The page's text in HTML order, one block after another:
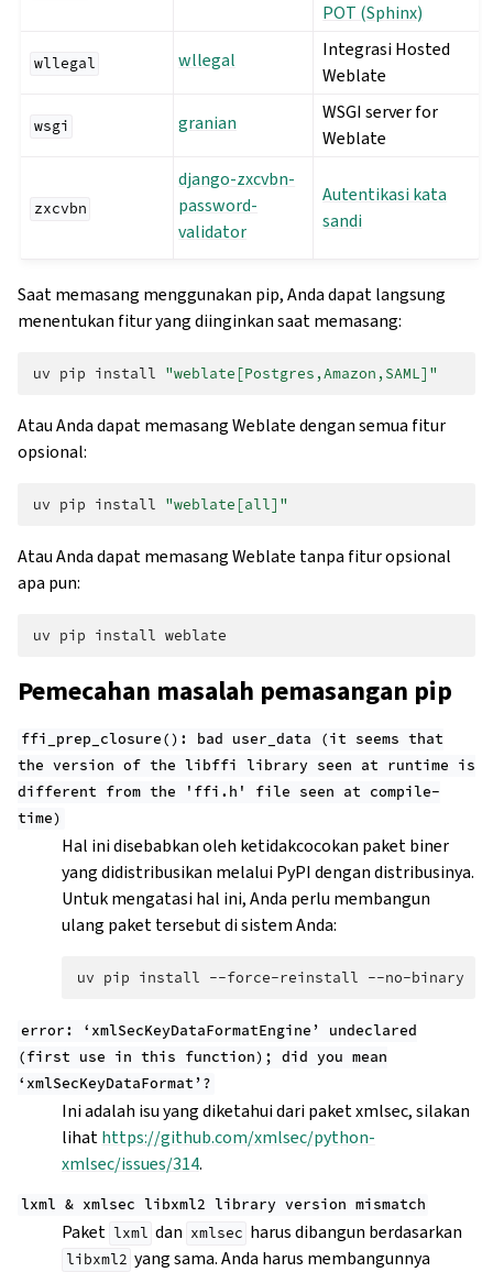
POT (Sphinx)
wllegal wllegal
Integrasi Hosted
Weblate
wsgi granian
WSGI server for
Weblate
zxcvbn
django-zxcvbn-
password-
validator
Autentikasi kata
sandi
Saat memasang menggunakan pip, Anda dapat langsung
menentukan fitur yang diinginkan saat memasang:
uv pip install "weblate[Postgres,Amazon,SAML]"
Atau Anda dapat memasang Weblate dengan semua fitur
opsional:
uv pip install "weblate[all]"
Atau Anda dapat memasang Weblate tanpa fitur opsional
apa pun:
uv pip install
Pemecahan masalah pemasangan pip
ffi_prep_closure(): bad user_data (it seems that
the version of the libffi library seen at runtime is
different from the 'ffi.h' file seen at compile-
time)
Hal ini disebabkan oleh ketidakcocokan paket biner
yang didistribusikan melalui PyPI dengan distribusinya.
Untuk mengatasi hal ini, Anda perlu membangun
ulang paket tersebut di sistem Anda:
uv pip install --force-reinstall --no-binary
error: ‘xmlSecKeyDataFormatEngine’
undeclared
(first use in this function); did you mean
‘xmlSecKeyDataFormat’?
Ini adalah isu yang diketahui dari paket xmlsec, silakan
lihathttps://github.com/xmlsec/python-
xmlsec/issues/314.
lxml & xmlsec libxml2 library version mismatch
Paket lxml dan xmlsec harus dibangun berdasarkan
libxml2 yang sama. Anda harus membangunnya